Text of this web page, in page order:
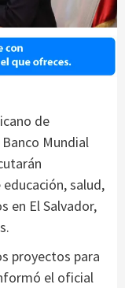
de
Mundial
salud,
en El Salvador,
proyectos para
el oficial